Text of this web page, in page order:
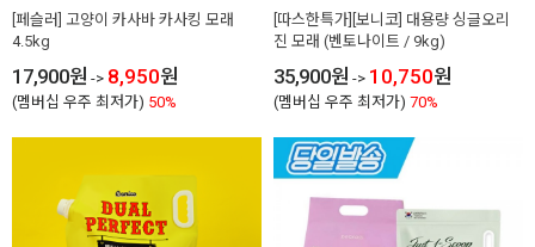
[페슬러] 고양이 카사바 카사킹 모래
4.5kg
17,900원 -> 8,950원
(멤버십 우주 최저가) 50%
[따스한특가][보니코] 대용량 싱글오리
진 모래 (벤토나이트 / 9kg)
35,900원 -> 10,750원
(멤버십 우주 최저가) 70%